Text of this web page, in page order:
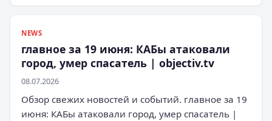
NEWS
главное за 19 июня: КАБы атаковали
город, умер спасатель | objectiv.tv
08.07.2026
Обзор свежих новостей и событий. главное за 19
июня: КАБы атаковали город, умер спасатель |